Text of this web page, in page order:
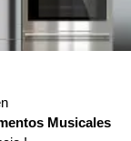
Musicales